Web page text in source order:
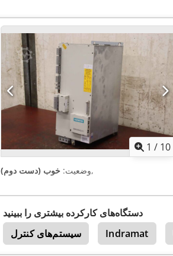
1 / 10
وضعیت: خوب (دست دوم) ,
دستگاه‌های کارکرده بیشتری را ببینید
سیستم‌های کنترل
Indramat